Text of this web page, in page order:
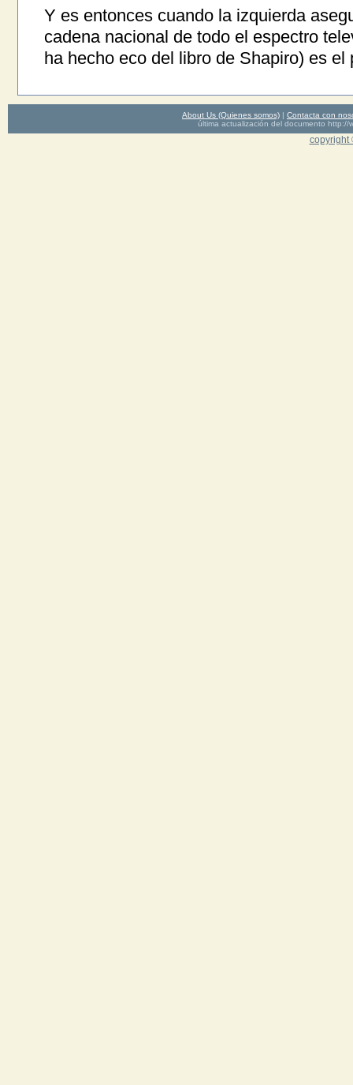
Y es entonces cuando la izquierda
cadena nacional de todo el espectro
ha hecho eco del libro de Shapiro) es
About Us (Quienes somos) | Contacta con
última actualización del documento http://
copyright